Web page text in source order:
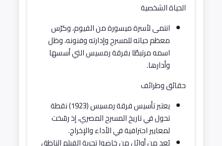
الحياة الشخصية
انتمى لأسرة ميسورة من الفيوم، وكرّس
معظم حياته للمسرح وإدارته وفنونه، وظل
اسمه مرتبطًا بفرقة رمسيس التي أسسها
وأدارها.
حقائق وطرائف
يعتبر تأسيس فرقة رمسيس (1923) نقطة
تحول في تاريخ المسرح المصري، إذ رسّخت
لمعايير احترافية في الأداء والإخراج.
يُعد من أوائل من خاضوا تجربة الفيلم الناطق